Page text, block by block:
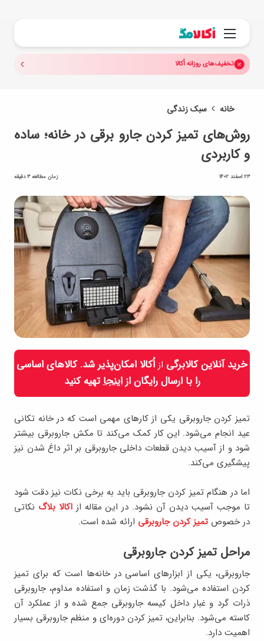
منو
تخفیف‌های روزانه اُکالا
خانه سبک زندگی
روش‌های تمیز کردن جارو برقی در خانه؛ ساده
و کاربردی
23 اسفند 1402 زمان مطالعه 3 دقیقه
خرید آنلاین کالابرگی از اُکالا امکان‌پذیر شد. کالاهای اساسی
را با ارسال رایگان ازاینجاتهیه کنید
تمیز کردن جاروبرقی یکی از کارهای مهمی است که در خانه تکانی
عید انجام می‌شود. این کار کمک می‌کند تا مکش جاروبرقی بیشتر
شود و از آسیب دیدن قطعات داخلی جاروبرقی بر اثر داغ شدن نیز
پیشگیری می‌کند.
اما در هنگام تمیز کردن جاروبرقی باید به برخی نکات نیز دقت شود
تا موجب آسیب دیدن آن نشود. در این مقاله از اکالا بلاگ نکاتی
در خصوص تمیز کردن جاروبرقی ارائه شده است.
مراحل تمیز کردن جاروبرقی
جاروبرقی، یکی از ابزارهای اساسی در خانه‌ها است که برای تمیز
کردن استفاده می‌شود. با گذشت زمان و استفاده مداوم، جاروبرقی
ذرات گرد و غبار داخل کیسه جاروبرقی جمع شده و از عملکرد آن
کاسته می‌شود. بنابراین، تمیز کردن دوره‌ای و منظم جاروبرقی بسیار
اهمیت دارد.